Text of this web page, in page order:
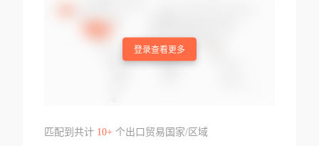
登录查看更多
匹配到共计 10+个出口贸易国家/区域